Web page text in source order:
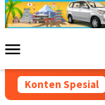
Loncat
ke
Mobile
Konten Spesial
Politik dan Tidak